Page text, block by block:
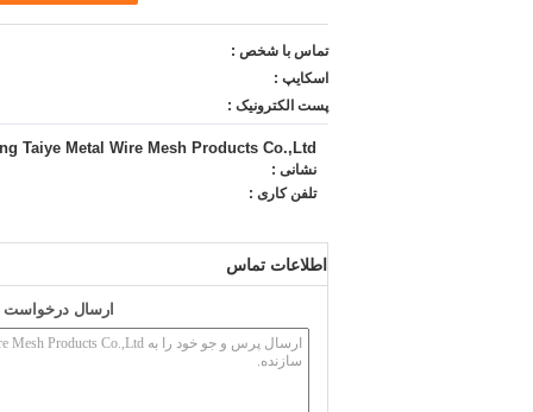
تماس با شخص :
اسکایپ :
پست الکترونیک :
Taiye Metal Wire Mesh Products Co.,Ltd
نشانی :
تلفن کاری :
اطلاعات تماس
ارسال درخواست